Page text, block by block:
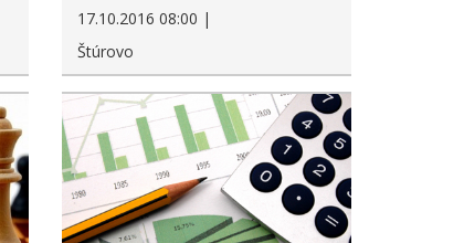
17.10.2016 08:00 |
Štúrovo